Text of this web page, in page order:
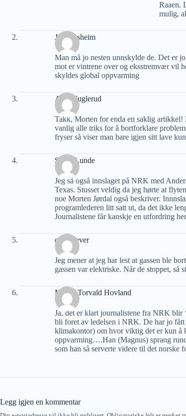
Raaen.
mulig,
Jon Nesheim
Man må jo nesten unnskylde de. Det er
mot er vintrene over og eksstremvær vil
skyldes global oppvarming
Arild Fuglerud
Takk, Morten for enda en saklig
vanlig alle triks for å bortforklare
fryser så viser man bare igjen sitt lave
Svein Lunde
Jeg så også innslaget på NRK med
Texas. Stusset veldig da jeg hørte at
noe Morten Jørdal også beskriver.
programlederen litt satt ut, da det ikke
Journalistene får kanskje en utfordring
ottostoever
Jeg mener at jeg har lest at gassen ble
gassen var elektriske. Når de stoppet, så
Martin Torvald Hovland
Ja, det er klart journalistene fra NRK blir
bli foret av ledelsen i NRK. De har jo
klimakontor) om hvor viktig det er kun å
oppvarming….Han (Magnus) sprang
som han så serverte videre til det norske
Legg igjen en kommentar